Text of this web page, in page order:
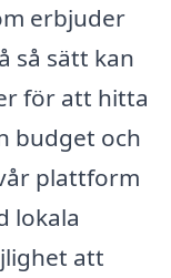
erbjuder
så sätt kan
för att hitta
budget och
plattform
lokala
att